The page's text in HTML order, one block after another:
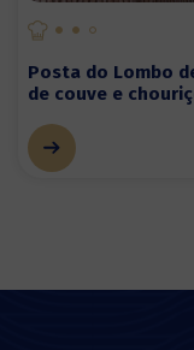
Posta do Lombo
de couve e